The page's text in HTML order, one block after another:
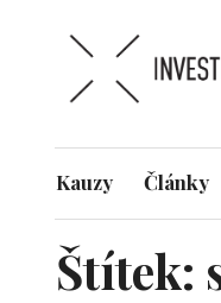
Kauzy Články
Štítek: